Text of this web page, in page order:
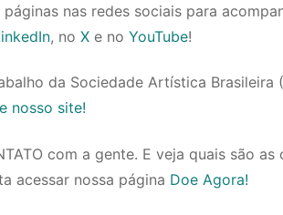
páginas nas redes sociais para
, no X e no YouTube!
da Sociedade Artística
nosso site!
com a gente. E veja quais são
acessar nossa página Doe Agora!